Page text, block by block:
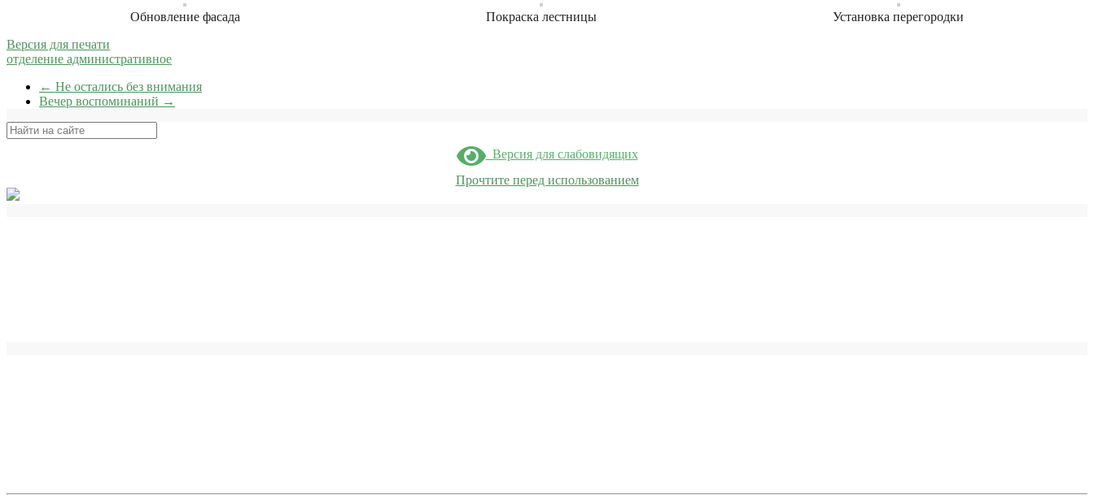
Обновление фасада Покраска лестницы
Установка перегородки
Версия для печати
отделение административное
← Не остались без внимания
Вечер воспоминаний →
Поиск
Версия для слабовидящих
Прочтите перед использованием